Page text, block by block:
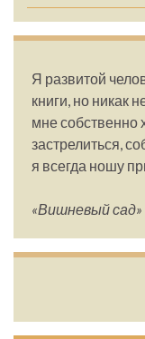
Я развитой
книги, но никак
мне собственно
застрелиться,
я всегда ношу
«Вишневый сад»